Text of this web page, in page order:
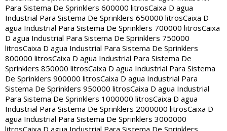
Para Sistema De Sprinklers 600000 litrosCaixa D agua
Industrial Para Sistema De Sprinklers 650000 litrosCaixa D
agua Industrial Para Sistema De Sprinklers 700000 litrosCaixa
D agua Industrial Para Sistema De Sprinklers 750000
litrosCaixa D agua Industrial Para Sistema De Sprinklers
800000 litrosCaixa D agua Industrial Para Sistema De
Sprinklers 850000 litrosCaixa D agua Industrial Para Sistema
De Sprinklers 900000 litrosCaixa D agua Industrial Para
Sistema De Sprinklers 950000 litrosCaixa D agua Industrial
Para Sistema De Sprinklers 1000000 litrosCaixa D agua
Industrial Para Sistema De Sprinklers 2000000 litrosCaixa D
agua Industrial Para Sistema De Sprinklers 3000000